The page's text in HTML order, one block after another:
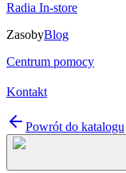
Radia In-store
ZasobyBlog
Centrum pomocy
Kontakt
Powrót do katalogu